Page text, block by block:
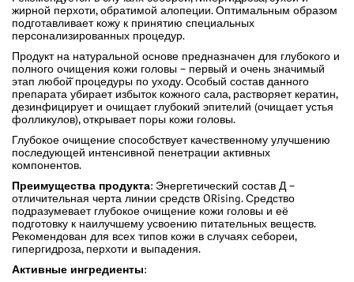
жирной перхоти, обратимой алопеции. Оптимальным образом
подготавливает кожу к принятию специальных
персонализированных процедур.
Продукт на натуральной основе предназначен для глубокого и
полного очищения кожи головы – первый и очень значимый
этап любой̆ процедуры по уходу. Особый состав данного
препарата убирает избыток кожного сала, растворяет кератин,
дезинфицирует и очищает глубокий эпителий (очищает устья
фолликулов), открывает поры кожи головы.
Глубокое очищение способствует качественному улучшению
последующей интенсивной пенетрации активных
компонентов.
Преимущества продукта: Энергетический состав Д –
отличительная черта линии средств ORising. Средство
подразумевает глубокое очищение кожи головы и её
подготовку к наилучшему усвоению питательных веществ.
Рекомендован для всех типов кожи в случаях себореи,
гипергидроза, перхоти и выпадения.
Активные ингредиенты: